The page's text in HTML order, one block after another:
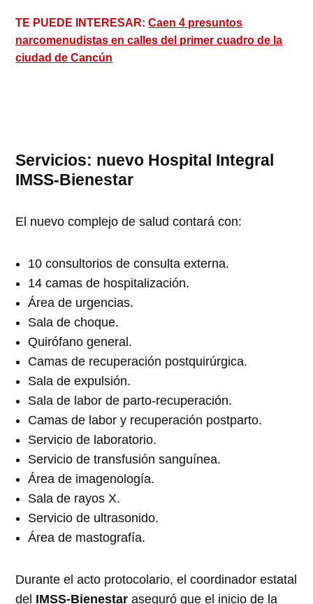
TE PUEDE INTERESAR:Caen 4 presuntos
narcomenudistas en calles del primer cuadro de la
ciudad de Cancún
Servicios: nuevo Hospital Integral
IMSS-Bienestar
El nuevo complejo de salud contará con:
10 consultorios de consulta externa.
14 camas de hospitalización.
Área de urgencias.
Sala de choque.
Quirófano general.
Camas de recuperación postquirúrgica.
Sala de expulsión.
Sala de labor de parto-recuperación.
Camas de labor y recuperación postparto.
Servicio de laboratorio.
Servicio de transfusión sanguínea.
Área de imagenología.
Sala de rayos X.
Servicio de ultrasonido.
Área de mastografía.
Durante el acto protocolario, el coordinador estatal
del IMSS-Bienestaraseguró que el inicio de la